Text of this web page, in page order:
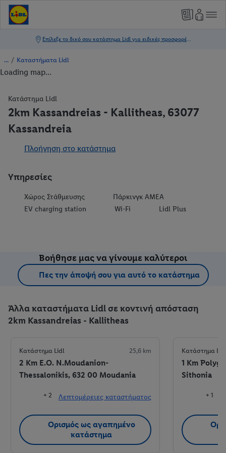
/ Καταστήματα Lidl
Loading map...
Κατάστημα Lidl
2km Kassandreias - Kallitheas, 63077
Kassandreia
Πλοήγηση στο κατάστημα
Υπηρεσίες
Χώρος Στάθμευσης
Πάρκινγκ ΑΜΕΑ
EV charging station
Wi-Fi Lidl Plus
Βοήθησε μας να γίνουμε καλύτεροι
Πες την άποψή σου για αυτό το κατάστημα
Άλλα καταστήματα Lidl σε κοντινή απόσταση
2km Kassandreias - Kallitheas
Κατάστημα Lidl 25,6 km
2 Km E.O. N.Moudanion-
Thessalonikis, 632 00 Moudania
+ 2 Λεπτομέρειες καταστήματος
Ορισμός ως αγαπημένο
κατάστημα
Κατάστημα
1 Km
Sithonia
+ 1